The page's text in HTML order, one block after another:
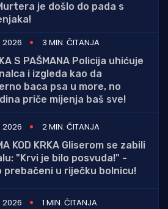
je došlo do pada s
2026
3 MIN. ČITANJA
S PAŠMANA Policija uhićuje
i izgleda kao da
baca psa u more, no
priče mijenja baš sve!
2026
2 MIN. ČITANJA
KOD KRKA Gliserom se zabili
"Krvi je bilo posvuda!" -
prebačeni u riječku bolnicu!
2026
1 MIN. ČITANJA